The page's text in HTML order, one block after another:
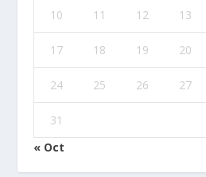
10 11 12 13
17 18 19 20
24 25 26 27
31
« Oct